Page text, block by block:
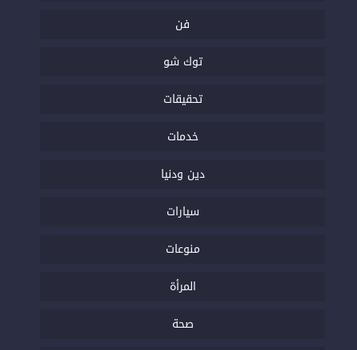
فن
توك شو
تحقيقات
خدمات
دين ودنيا
سيارات
منوعات
المرأة
صحة